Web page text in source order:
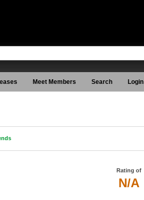
Meet Members Search Login
Rating of
N/A